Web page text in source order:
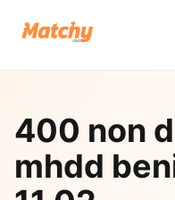
400 non
mhdd